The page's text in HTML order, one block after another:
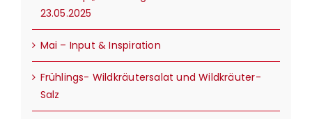
23.05.2025
Mai – Input & Inspiration
Frühlings- Wildkräutersalat und Wildkräuter-
Salz